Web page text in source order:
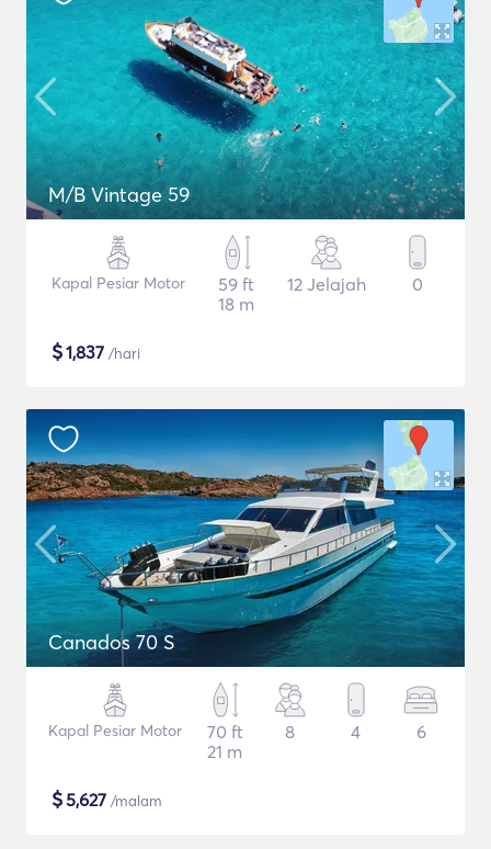
M/B Vintage 59
Kapal Pesiar Motor
59 ft
18 m
12 Jelajah 0
$1,837 /hari
Canados 70 S
Kapal Pesiar Motor
70 ft
21 m
8 4 6
$5,627 /malam